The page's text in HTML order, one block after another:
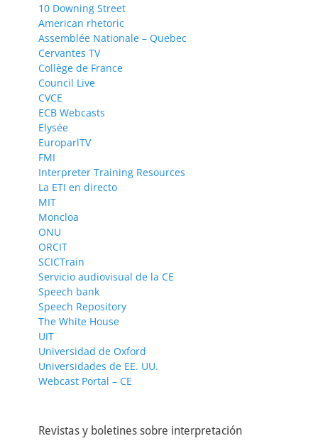
10 Downing Street
American rhetoric
Assemblée Nationale – Quebec
Cervantes TV
Collège de France
Council Live
CVCE
ECB Webcasts
Elysée
EuroparlTV
FMI
Interpreter Training Resources
La ETI en directo
MIT
Moncloa
ONU
ORCIT
SCICTrain
Servicio audiovisual de la CE
Speech bank
Speech Repository
The White House
UIT
Universidad de Oxford
Universidades de EE. UU.
Webcast Portal – CE
Revistas y boletines sobre interpretación